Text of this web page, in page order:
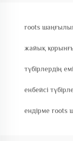
roots
жайық
түбірлердің
енбейсі
ендірме roots